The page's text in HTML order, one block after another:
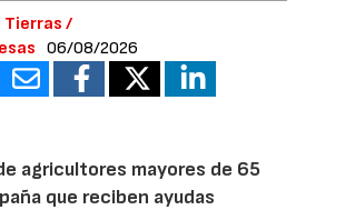
Tierras /
06/08/2026
agricultores mayores de 65
que reciben ayudas